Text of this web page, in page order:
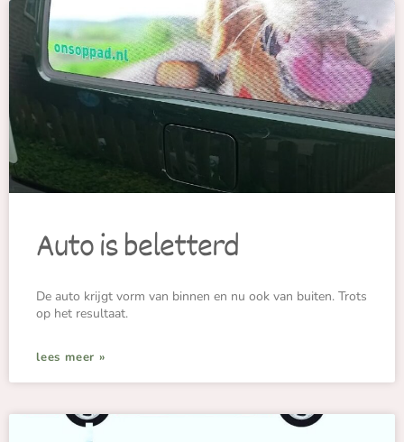
Auto is beletterd
De auto krijgt vorm van binnen en nu ook van buiten. Trots
op het resultaat.
lees meer »